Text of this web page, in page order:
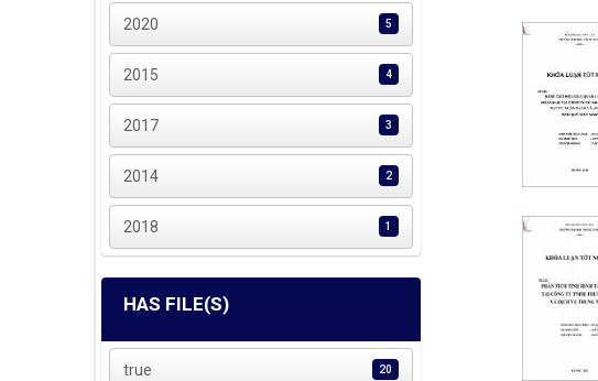
2020 5
2015 4
2017 3
2014 2
2018 1
HAS FILE(S)
true 20